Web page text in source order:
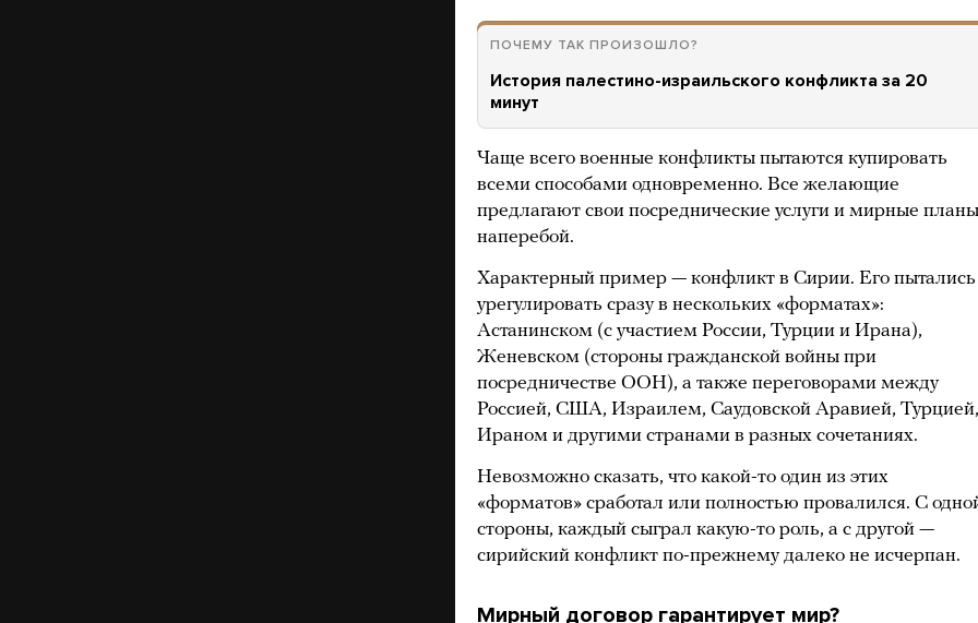
ПОЧЕМУ ТАК ПРОИЗОШЛО?
История палестино-израильского конфликта за 20
минут
Чаще всего военные конфликты пытаются купировать
всеми способами одновременно. Все желающие
предлагают свои посреднические услуги и мирные планы
наперебой.
Характерный пример — конфликт в Сирии. Его пытались
урегулировать сразу в нескольких «форматах»:
Астанинском (с участием России, Турции и Ирана),
Женевском (стороны гражданской войны при
посредничестве ООН), а также переговорами между
Россией, США, Израилем, Саудовской Аравией, Турцией,
Ираном и другими странами в разных сочетаниях.
Невозможно сказать, что какой-то один из этих
«форматов» сработал или полностью провалился. С
стороны, каждый сыграл какую-то роль, а с другой —
сирийский конфликт по-прежнему далеко не исчерпан.
Мирный договор гарантирует мир?